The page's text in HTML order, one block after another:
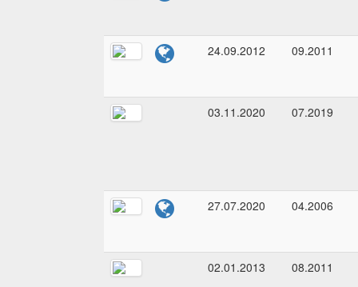
24.09.2012 09.2011
03.11.2020 07.2019
27.07.2020 04.2006
02.01.2013 08.2011